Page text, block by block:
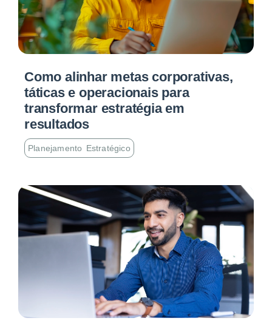
Como alinhar metas corporativas,
táticas e operacionais para
transformar estratégia em
resultados
Planejamento Estratégico